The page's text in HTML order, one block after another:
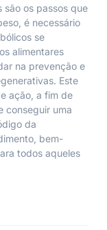
são os passos que
é necessário
se
alimentares
na prevenção e
Este
ação, a fim de
conseguir uma
da
bem-
todos aqueles